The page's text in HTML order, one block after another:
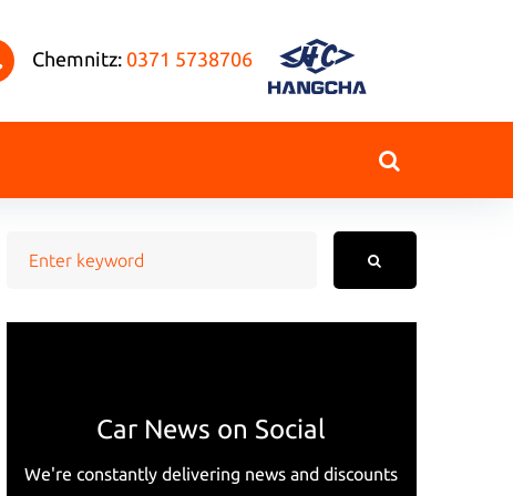
Chemnitz: 0371 5738706
Car News on Social
We're constantly delivering news and discounts